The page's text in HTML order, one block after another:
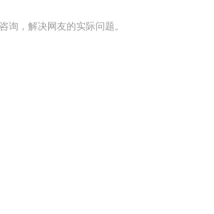
询，解决网友的实际问题。